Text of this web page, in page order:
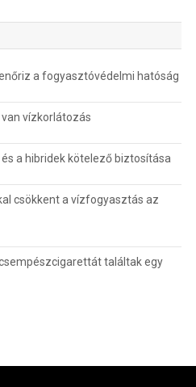
a fogyasztóvédelmi hatóság
vízkorlátozás
a hibridek kötelező biztosítása
csökkent a vízfogyasztás az
találtak egy